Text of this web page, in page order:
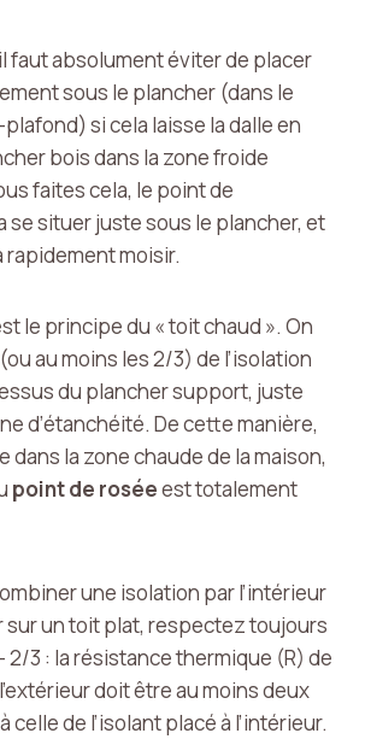
faut absolument éviter de placer
sous le plancher (dans le
si cela laisse la dalle en
bois dans la zone froide
faites cela, le point de
se situer juste sous le plancher, et
moisir.
le principe du « toit chaud ». On
au moins les 2/3) de l’isolation
du plancher support, juste
d’étanchéité. De cette manière,
dans la zone chaude de la maison,
point de roséeest totalement
une isolation par l’intérieur
sur un toit plat, respectez toujours
2/3 : la résistance thermique (R) de
doit être au moins deux
de l’isolant placé à l’intérieur.